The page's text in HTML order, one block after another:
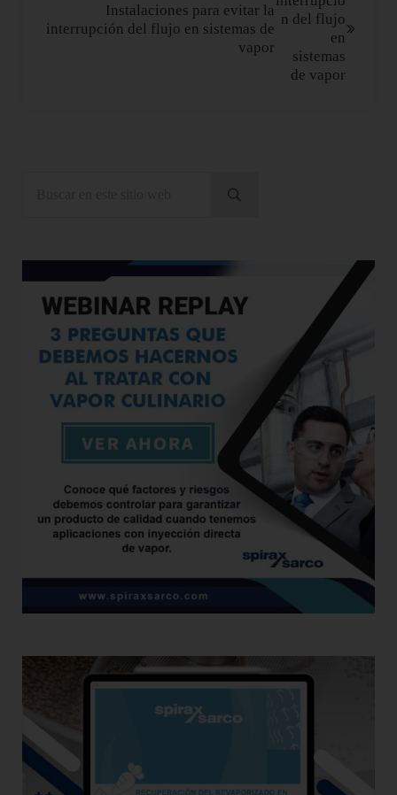
Instalaciones para evitar la
interrupción del flujo en sistemas de
vapor
Enviar búsqueda